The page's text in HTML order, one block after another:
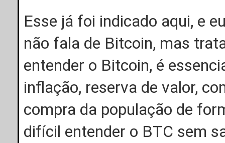
Esse já foi indicado aqui, e
não fala de Bitcoin, mas
entender o Bitcoin, é
inflação, reserva de valor,
compra da população de
difícil entender o BTC sem